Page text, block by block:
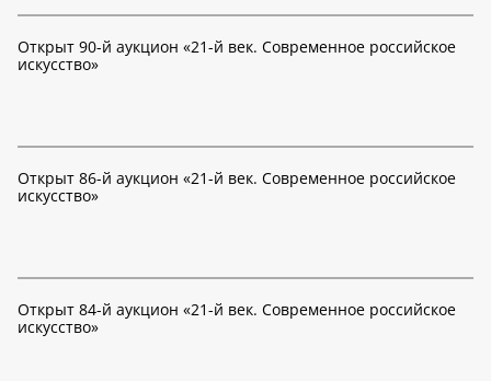
Открыт 90-й аукцион «21-й век. Современное российское
искусство»
Открыт 86-й аукцион «21-й век. Современное российское
искусство»
Открыт 84-й аукцион «21-й век. Современное российское
искусство»